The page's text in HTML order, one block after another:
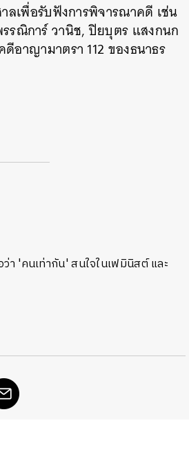
เพื่อรับฟังการพิจารณาคดี เช่น
รณิการ์ วานิช, ปิยบุตร แสงกนก
อาญามาตรา 112 ของธนาธร
า 'คนเท่ากัน' สนใจในเฟมินิสต์ และ